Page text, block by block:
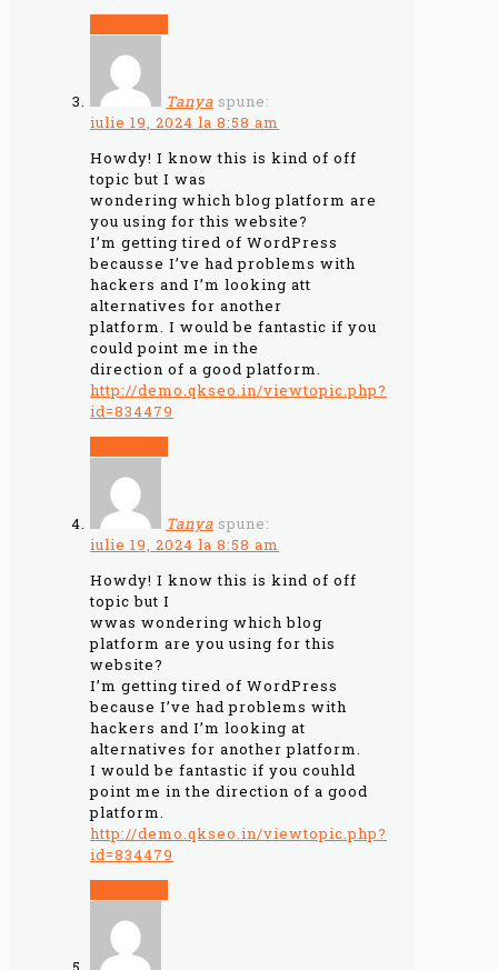
Tanya spune:
iulie 19, 2024 la 8:58 am
Howdy! I know this is kind of off
topic but I was
wondering which blog platform are
you using for this website?
I’m getting tired of WordPress
becausse I’ve had problems with
hackers and I’m looking att
alternatives for another
platform. I would be fantastic if you
could point me in the
direction of a good platform.
http://demo.qkseo.in/viewtopic.php?
id=834479
Tanya spune:
iulie 19, 2024 la 8:58 am
Howdy! I know this is kind of off
topic but I
wwas wondering which blog
platform are you using for this
website?
I’m getting tired of WordPress
because I’ve had problems with
hackers and I’m looking at
alternatives for another platform.
I would be fantastic if you couhld
point me in the direction of a good
platform.
http://demo.qkseo.in/viewtopic.php?
id=834479